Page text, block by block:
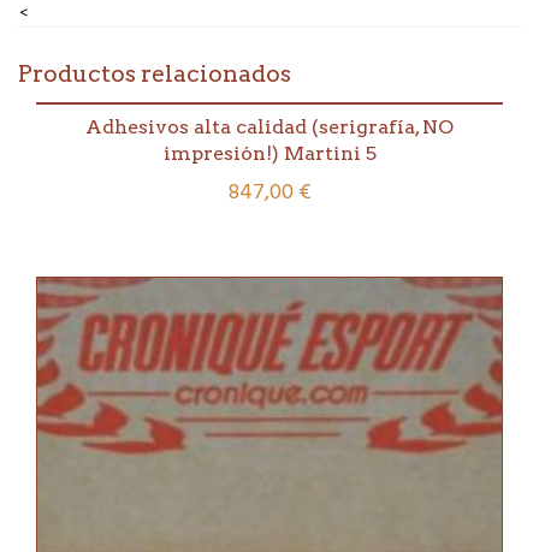
<
Productos relacionados
Adhesivos alta calidad (serigrafía, NO
impresión!) Martini 5
847,00€